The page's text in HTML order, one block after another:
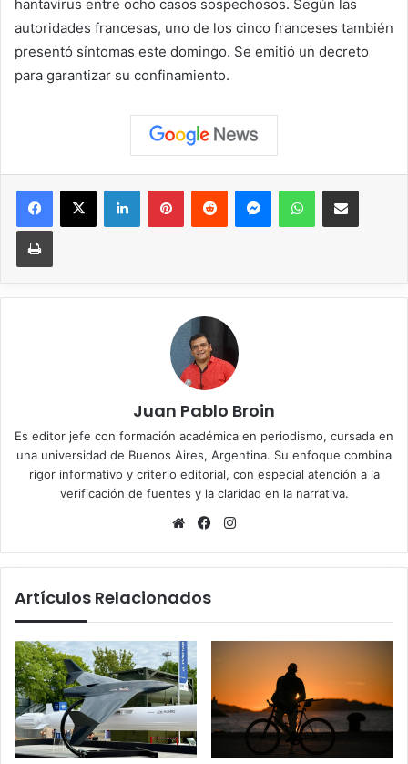
hantavirus entre ocho casos sospechosos. Según las
autoridades francesas, uno de los cinco franceses también
presentó síntomas este domingo. Se emitió un decreto
para garantizar su confinamiento.
Facebook
X LinkedInPinterestReddit MessengerWhatsAppCompartir vía correo
Imprimir
Juan Pablo Broin
Es editor jefe con formación académica en periodismo, cursada en
una universidad de Buenos Aires, Argentina. Su enfoque combina
rigor informativo y criterio editorial, con especial atención a la
verificación de fuentes y la claridad en la narrativa.
Sitio
Facebook
Artículos Relacionados